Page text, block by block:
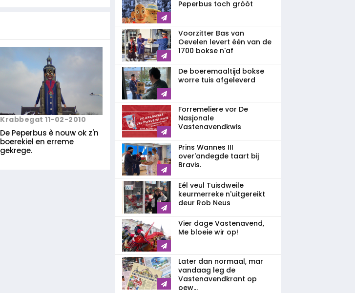
Krabbegat 11-02-2010
De Peperbus è nouw ok z'n
boerekiel en erreme
gekrege.
Peperbus toch gròòt
Voorzitter Bas van
Oevelen levert één van de
1700 bokse n'af
De boeremaaltijd bokse
worre tuis afgeleverd
Forremeliere vor De
Nasjonale
Vastenavendkwis
Prins Wannes III
over'andegde taart bij
Bravis.
Eél veul Tuisdweile
keurmerreke n'uitgereikt
deur Rob Neus
Vier dage Vastenavend,
Me bloeie wir op!
Later dan normaal, mar
vandaag leg de
Vastenavendkrant op
oew...